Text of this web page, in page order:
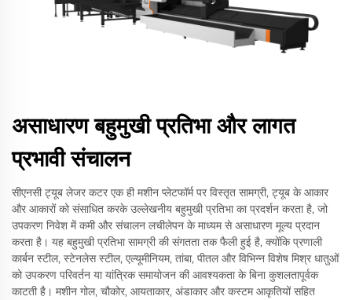
असाधारण बहुमुखी प्रतिभा और लागत
प्रभावी संचालन
सीएनसी ट्यूब लेजर कटर एक ही मशीन प्लेटफॉर्म पर विस्तृत सामग्री, ट्यूब के आकार
और आकारों को संसाधित करके उल्लेखनीय बहुमुखी प्रतिभा का प्रदर्शन करता है, जो
उपकरण निवेश में कमी और संचालन लचीलेपन के माध्यम से असाधारण मूल्य प्रदान
करता है। यह बहुमुखी प्रतिभा सामग्री की संगतता तक फैली हुई है, क्योंकि प्रणाली
कार्बन स्टील, स्टेनलेस स्टील, एल्यूमीनियम, तांबा, पीतल और विभिन्न विशेष मिश्र धातुओं
को उपकरण परिवर्तन या यांत्रिक समायोजन की आवश्यकता के बिना कुशलतापूर्वक
काटती है। मशीन गोल, चौकोर, आयताकार, अंडाकार और कस्टम आकृतियों सहित